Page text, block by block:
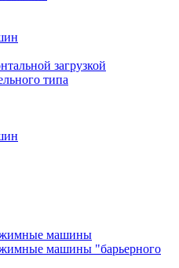
загрузкой
типа
машины
машины "барьерного